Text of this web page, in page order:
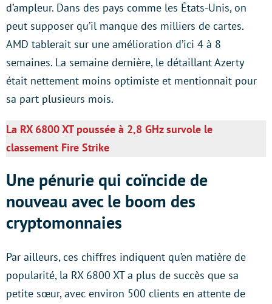
d’ampleur. Dans des pays comme les États-Unis, on
peut supposer qu’il manque des milliers de cartes.
AMD tablerait sur une amélioration d’ici 4 à 8
semaines. La semaine dernière, le détaillant Azerty
était nettement moins optimiste et mentionnait pour
sa part plusieurs mois.
La RX 6800 XT poussée à 2,8 GHz survole le
classement Fire Strike
Une pénurie qui coïncide de
nouveau avec le boom des
cryptomonnaies
Par ailleurs, ces chiffres indiquent qu’en matière de
popularité, la RX 6800 XT a plus de succès que sa
petite sœur, avec environ 500 clients en attente de